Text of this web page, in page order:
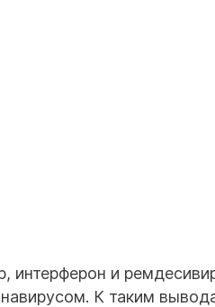
интерферон и
К таким